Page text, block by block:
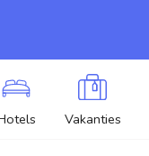
Vakanties